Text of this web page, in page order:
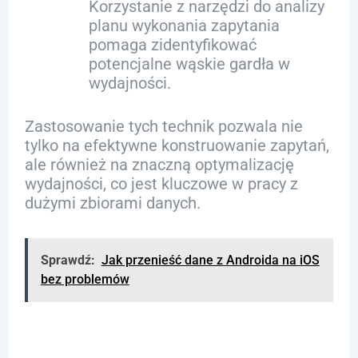
Korzystanie z narzędzi do analizy
planu wykonania zapytania
pomaga zidentyfikować
potencjalne wąskie gardła w
wydajności.
Zastosowanie tych technik pozwala nie
tylko na efektywne konstruowanie zapytań,
ale również na znaczną optymalizację
wydajności, co jest kluczowe w pracy z
dużymi zbiorami danych.
Sprawdź: Jak przenieść dane z Androida na iOS
bez problemów